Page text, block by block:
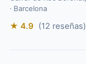
· Barcelona
★ 4.9 (12 reseñas)